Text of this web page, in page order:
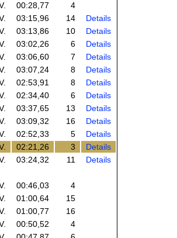
00:28,77
4
03:15,96 14
Details
03:13,86 10
Details
03:02,26 6
Details
03:06,60 7
Details
03:07,24 8
Details
02:53,91 8
Details
02:34,40 6
Details
03:37,65 13
Details
03:09,32 16
Details
02:52,33 5
Details
02:21,26 3
Details
03:24,32 11 Details
00:46,03
4
01:00,64
15
01:00,77
16
00:50,52
4